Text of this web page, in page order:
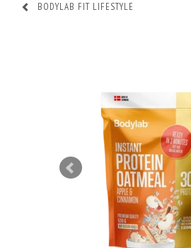
BODYLAB FIT LIFESTYLE